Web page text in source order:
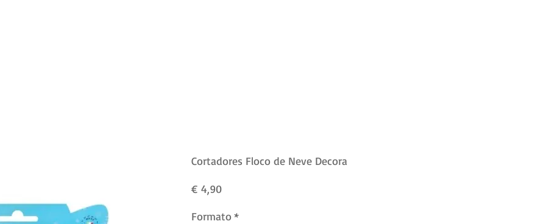
Cortadores Floco de Neve Decora
€ 4,90Preço
Formato *